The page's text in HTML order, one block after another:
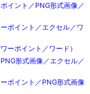
イント／PNG形式画像／
ポイント／エクセル／ワ
ーポイント／ワード）
形式画像／エクセル／
ポイント／PNG形式画像